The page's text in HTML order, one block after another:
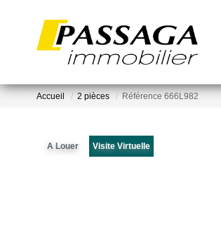
Accueil 2 pièces Référence 666L982
A Louer Visite Virtuelle